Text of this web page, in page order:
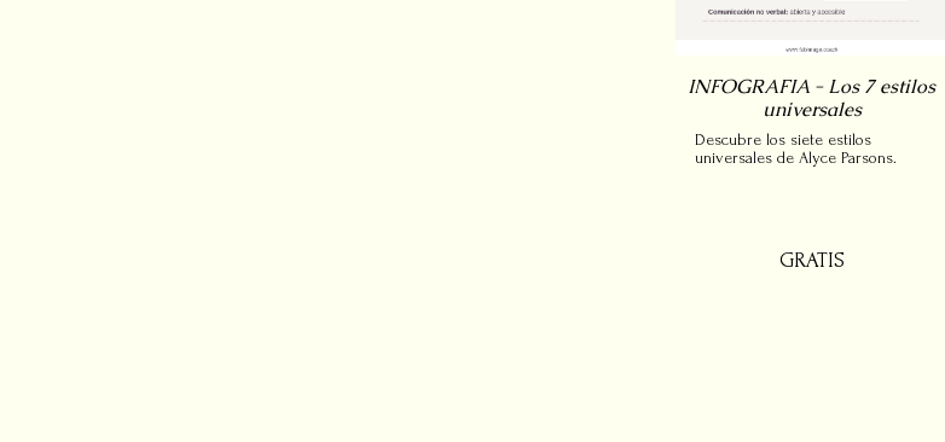
INFOGRAFIA - Los 7 estilos
universales
Descubre los siete estilos
universales de Alyce Parsons.
GRATIS